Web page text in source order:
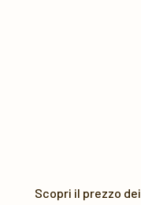
Scopri il prezzo dei